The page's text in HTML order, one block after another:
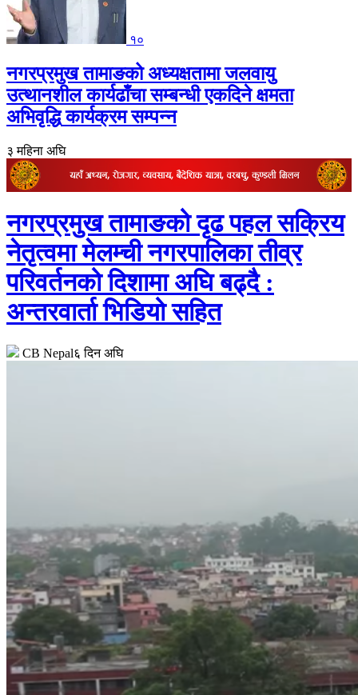
१०
नगरप्रमुख तामाङको अध्यक्षतामा जलवायु
उत्थानशील कार्यढाँचा सम्बन्धी एकदिने क्षमता
अभिवृद्धि कार्यक्रम सम्पन्न
३ महिना अघि
नगरप्रमुख तामाङको दृढ पहल सक्रिय
नेतृत्वमा मेलम्ची नगरपालिका तीव्र
परिवर्तनको दिशामा अघि बढ्दै :
अन्तरवार्ता भिडियो सहित
CB Nepal६ दिन अघि